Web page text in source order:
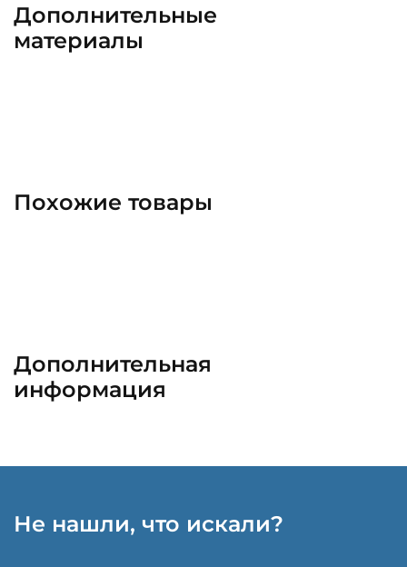
Дополнительные
материалы
Похожие товары
Дополнительная
информация
Не нашли, что искали?